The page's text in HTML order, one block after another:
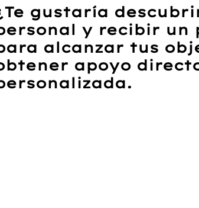
gustaría
y recibir
alcanzar tus
apoyo
.